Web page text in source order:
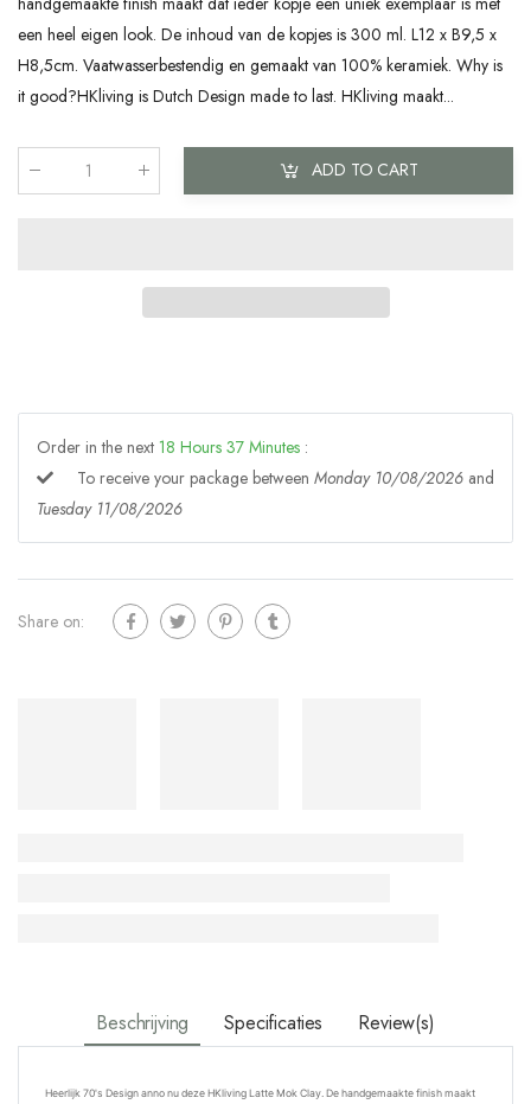
een heel eigen look. De inhoud van de kopjes is 300 ml. L12 x B9,5 x
H8,5cm. Vaatwasserbestendig en gemaakt van 100% keramiek. Why is
it good?HKliving is Dutch Design made to last. HKliving maakt...
ADD TO CART
Order in the next 18 Hours 37 Minutes :
To receive your package between Monday 10/08/2026 and
Tuesday 11/08/2026
Share on:
Beschrijving Specificaties Review(s)
Heerlijk 70's Design anno nu deze HKliving Latte Mok Clay. De handgemaakte finish maakt